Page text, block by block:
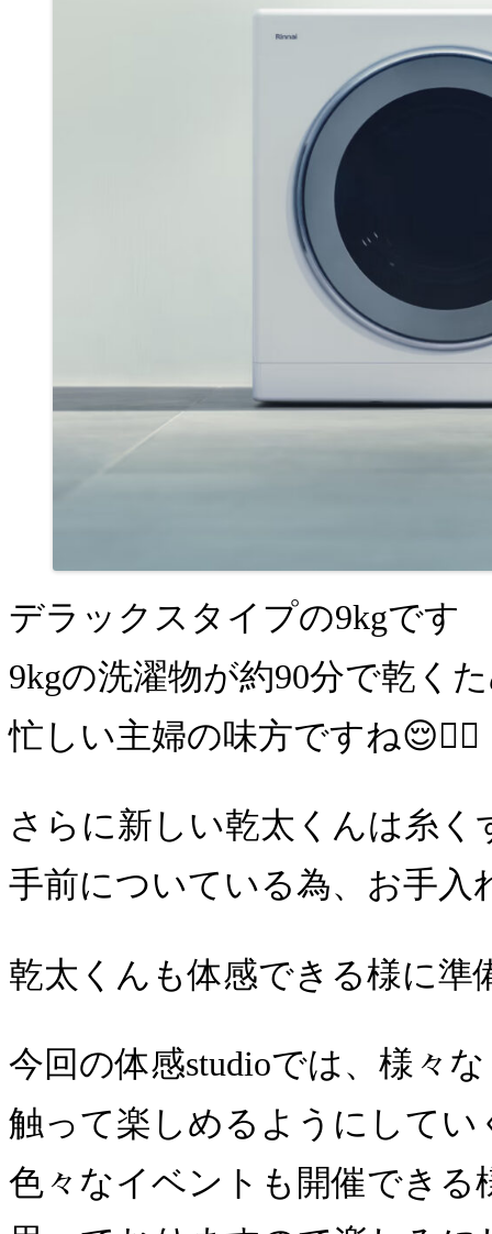
デラックスタイプの9kgです
9kgの洗濯物が約90分で乾く
忙しい主婦の味方ですね😌👍🏻
さらに新しい乾太くんは糸く
手前についている為、お手入
乾太くんも体感できる様に準
今回の体感studioでは、様々
触って楽しめるようにしてい
色々なイベントも開催できる